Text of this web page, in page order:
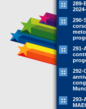
289-
290-
291-
292-
293-